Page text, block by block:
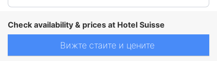
Check availability & prices at Hotel Suisse
Вижте стаите и цените